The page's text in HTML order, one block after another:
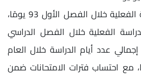
ويبلغ عدد أيام الدراسة الفعلية خلال الفصل الأول 93 يومًا،
الفعلية خلال الفصل الدراسي
ليصل إجمالي عدد أيام الدراسة خلال العام
إلى 183 يومًا، مع احتساب فترات الامتحانات ضمن